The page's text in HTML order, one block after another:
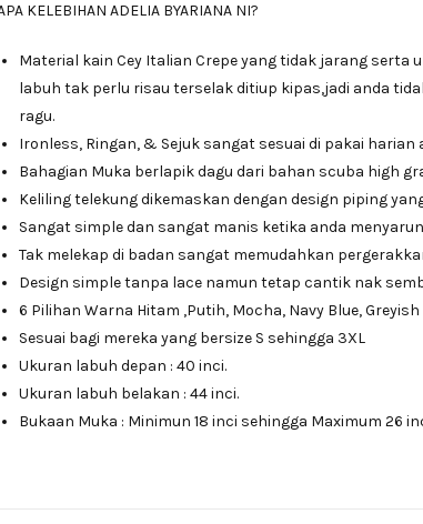
KELEBIHAN ADELIA BYARIANA NI?
Material kain Cey Italian Crepe yang tidak jarang serta
labuh tak perlu risau terselak ditiup kipas,jadi anda
ragu.
Ironless, Ringan, & Sejuk sangat sesuai di pakai
Bahagian Muka berlapik dagu dari bahan scuba high
Keliling telekung dikemaskan dengan design piping
Sangat simple dan sangat manis ketika anda
Tak melekap di badan sangat memudahkan
Design simple tanpa lace namun tetap cantik nak
6 Pilihan Warna Hitam ,Putih, Mocha, Navy Blue, Greyish
Sesuai bagi mereka yang bersize S sehingga 3XL
Ukuran labuh depan : 40 inci.
Ukuran labuh belakan : 44 inci.
Bukaan Muka : Minimun 18 inci sehingga Maximum 26